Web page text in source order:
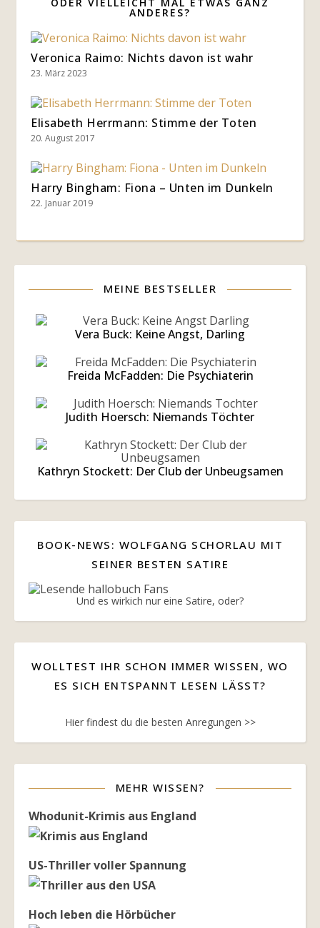
ANDERES?
Veronica Raimo: Nichts davon ist wahr
23. März 2023
Elisabeth Herrmann: Stimme der Toten
20. August 2017
Harry Bingham: Fiona – Unten im Dunkeln
22. Januar 2019
MEINE BESTSELLER
Vera Buck: Keine Angst, Darling
Freida McFadden: Die Psychiaterin
Judith Hoersch: Niemands Töchter
Kathryn Stockett: Der Club der Unbeugsamen
BOOK-NEWS: WOLFGANG SCHORLAU MIT
SEINER BESTEN SATIRE
Und es wirkich nur eine Satire, oder?
WOLLTEST IHR SCHON IMMER WISSEN, WO
ES SICH ENTSPANNT LESEN LÄSST?
Hier findest du die besten Anregungen >>
MEHR WISSEN?
Whodunit-Krimis aus England
US-Thriller voller Spannung
Hoch leben die Hörbücher